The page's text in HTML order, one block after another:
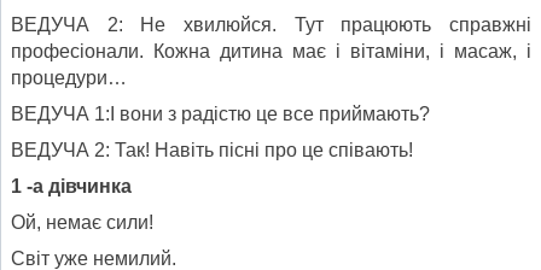
ВЕДУЧА 2: Не хвилюйся. Тут працюють справжні
професіонали. Кожна дитина має і вітаміни, і масаж, і
процедури…
ВЕДУЧА 1:І вони з радістю це все приймають?
ВЕДУЧА 2: Так! Навіть пісні про це співають!
1 -а дівчинка
Ой, немає сили!
Світ уже немилий.